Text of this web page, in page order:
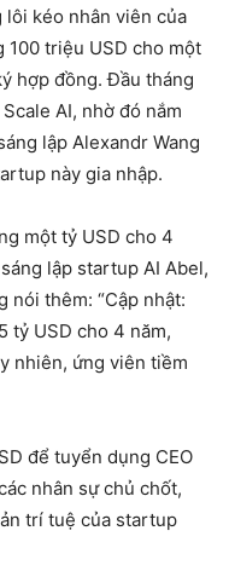
lôi kéo nhân viên của
100 triệu USD cho một
hợp đồng. Đầu tháng
AI, nhờ đó nắm
lập Alexandr Wang
này gia nhập.
một tỷ USD cho 4
lập startup AI Abel,
nói thêm: “Cập nhật:
tỷ USD cho 4 năm,
nhiên, ứng viên tiềm
để tuyển dụng CEO
nhân sự chủ chốt,
trí tuệ của startup